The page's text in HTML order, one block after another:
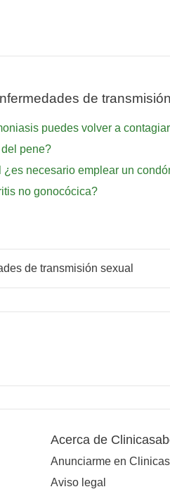
de
puedes volver a
pene?
necesario emplear un
no gonocócica?
de transmisión sexual
Acerca de
Anunciarme en
Aviso legal